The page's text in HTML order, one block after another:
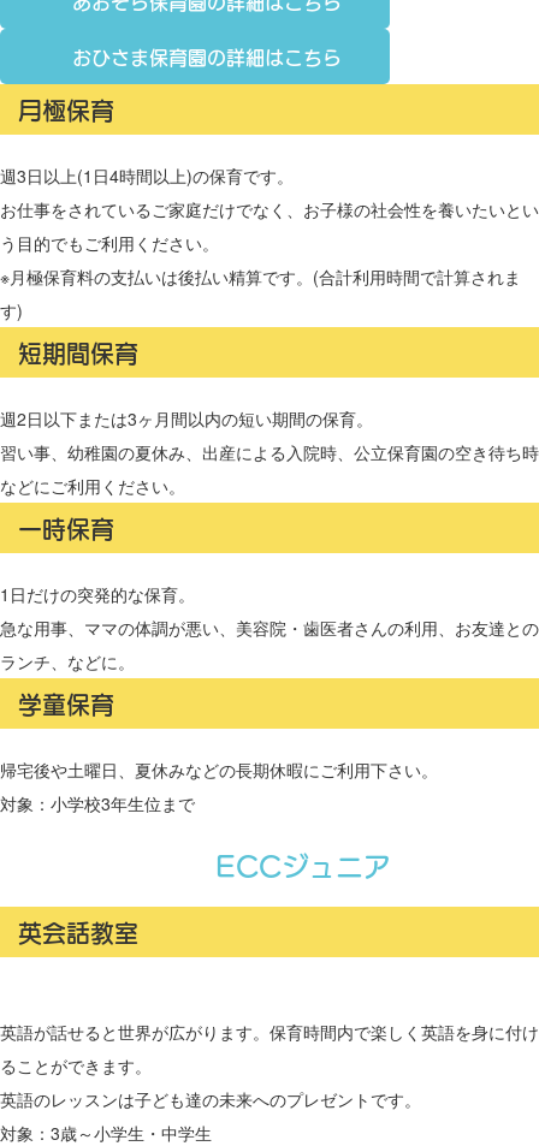
おひさま保育園の詳細はこちら
月極保育
週3日以上(1日4時間以上)の保育です。
お仕事をされているご家庭だけでなく、お子様の社会性を養いたいとい
う目的でもご利用ください。
※月極保育料の支払いは後払い精算です。(合計利用時間で計算されま
す)
短期間保育
週2日以下または3ヶ月間以内の短い期間の保育。
習い事、幼稚園の夏休み、出産による入院時、公立保育園の空き待ち時
などにご利用ください。
一時保育
1日だけの突発的な保育。
急な用事、ママの体調が悪い、美容院・歯医者さんの利用、お友達との
ランチ、などに。
学童保育
帰宅後や土曜日、夏休みなどの長期休暇にご利用下さい。
対象：小学校3年生位まで
ECCジュニア
英会話教室
英語が話せると世界が広がります。保育時間内で楽しく英語を身に付け
ることができます。
英語のレッスンは子ども達の未来へのプレゼントです。
対象：3歳～小学生・中学生